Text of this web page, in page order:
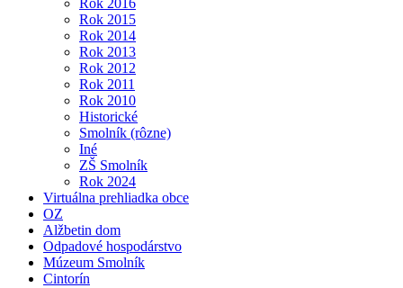
Rok 2016
Rok 2015
Rok 2014
Rok 2013
Rok 2012
Rok 2011
Rok 2010
Historické
Smolník (rôzne)
Iné
ZŠ Smolník
Rok 2024
Virtuálna prehliadka obce
OZ
Alžbetin dom
Odpadové hospodárstvo
Múzeum Smolník
Cintorín